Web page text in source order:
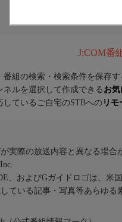
J:COM番
番組の検索・検索条件を保存す
ネルを選択して作成できる お
しているご自宅のSTBへの リモ
実際の放送内容と異なる場合
、およびGガイドロゴは、米
ている記事・写真等あらゆる